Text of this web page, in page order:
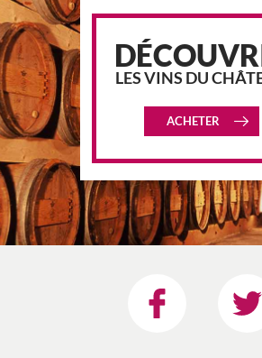
LES VINS DU
ACHETER